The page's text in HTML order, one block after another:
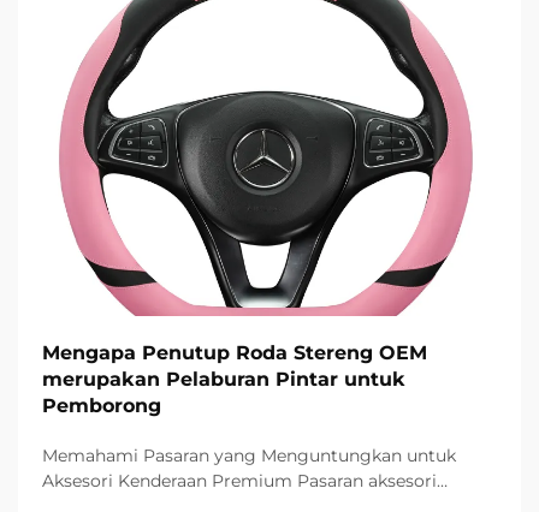
Mengapa Penutup Roda Stereng OEM
merupakan Pelaburan Pintar untuk
Pemborong
Memahami Pasaran yang Menguntungkan untuk
Aksesori Kenderaan Premium Pasaran aksesori